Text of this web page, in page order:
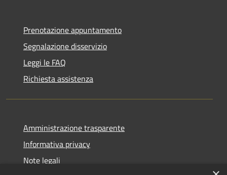
Prenotazione appuntamento
Segnalazione disservizio
Leggi le FAQ
Richiesta assistenza
Amministrazione trasparente
Informativa privacy
Note legali